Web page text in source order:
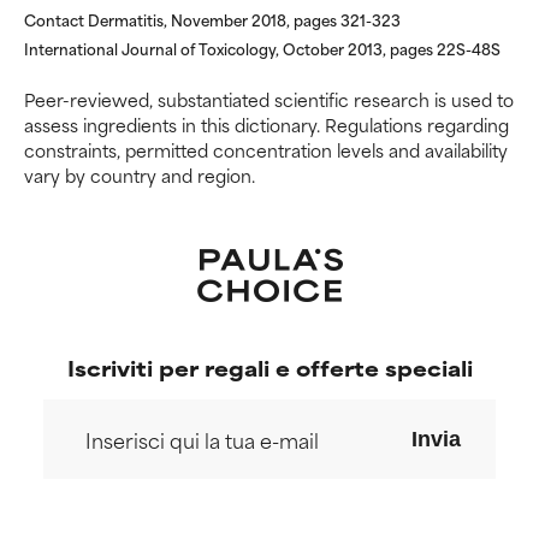
Contact Dermatitis, November 2018, pages 321-323
International Journal of Toxicology, October 2013, pages 22S-48S
Peer-reviewed, substantiated scientific research is used to
assess ingredients in this dictionary. Regulations regarding
constraints, permitted concentration levels and availability
vary by country and region.
ingredienti potenzialmente
problematici.
NON USARE
Può causare irritazioni,
infiammazioni, secchezza, ecc.
Può offrire benefici solo in
un voto a questo ingrediente
merito.
ingredienti potenzialmente
problematici.
NON USARE
Può causare irritazioni,
infiammazioni, secchezza, ecc.
Può offrire benefici solo in
un voto a questo ingrediente
merito.
Iscriviti per regali e offerte speciali
Invia